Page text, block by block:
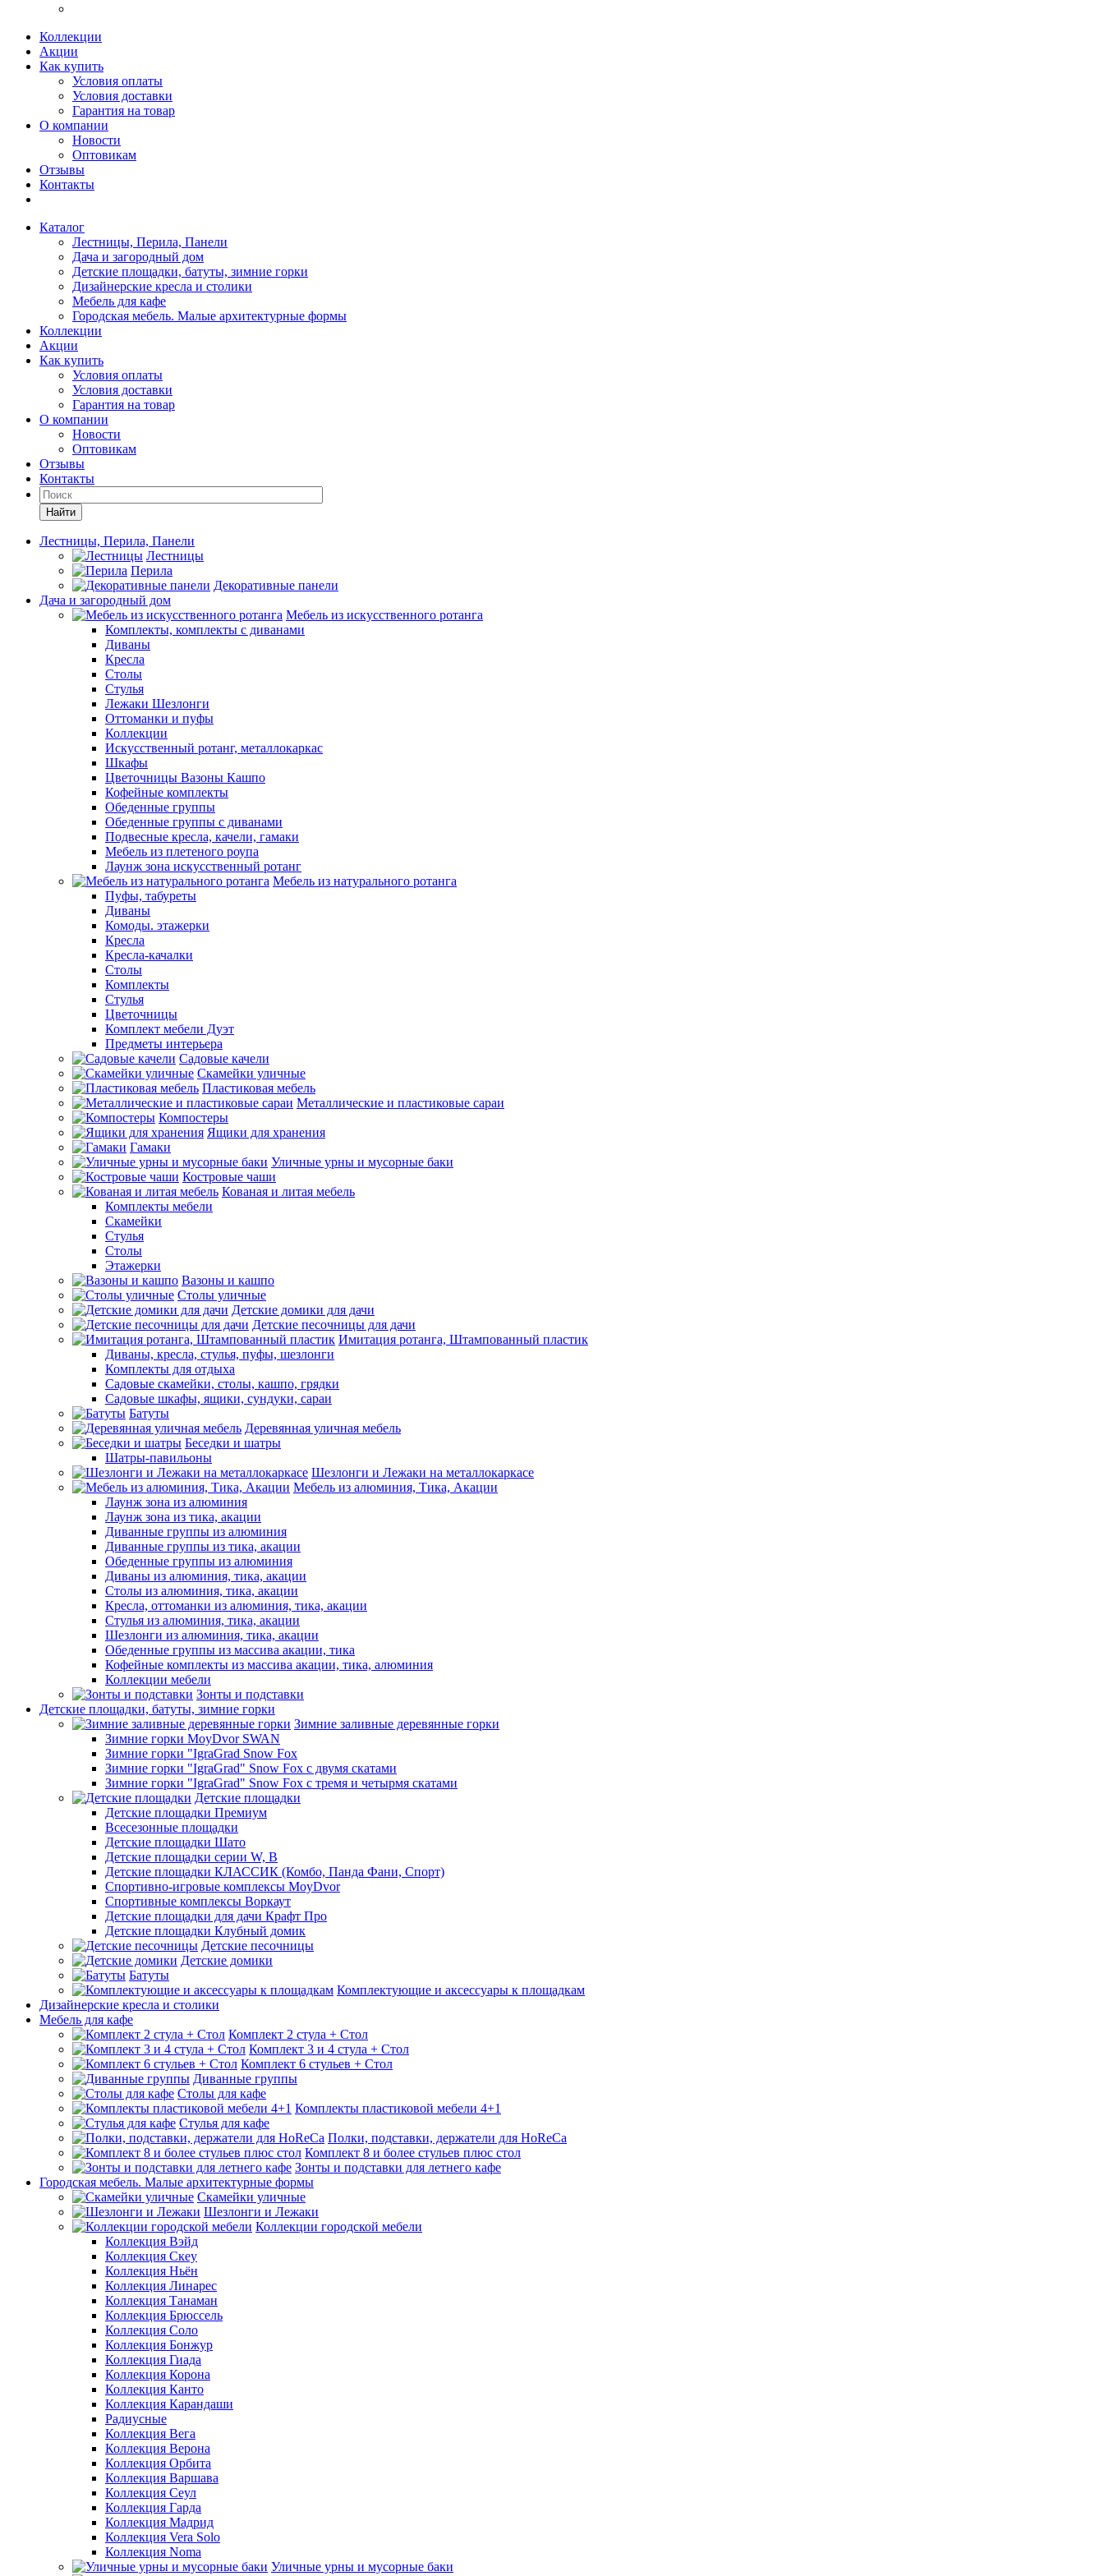
Коллекции
Акции
Как купить
Условия оплаты
Условия доставки
Гарантия на товар
О компании
Новости
Оптовикам
Отзывы
Контакты
Каталог
Лестницы, Перила, Панели
Дача и загородный дом
Детские площадки, батуты, зимние горки
Дизайнерские кресла и столики
Мебель для кафе
Городская мебель. Малые архитектурные формы
Коллекции
Акции
Как купить
Условия оплаты
Условия доставки
Гарантия на товар
О компании
Новости
Оптовикам
Отзывы
Контакты
Найти
Лестницы, Перила, Панели
Лестницы
Перила
Декоративные панели
Дача и загородный дом
Мебель из искусственного ротанга
Комплекты, комплекты с диванами
Диваны
Кресла
Столы
Стулья
Лежаки Шезлонги
Оттоманки и пуфы
Коллекции
Искусственный ротанг, металлокаркас
Шкафы
Цветочницы Вазоны Кашпо
Кофейные комплекты
Обеденные группы
Обеденные группы с диванами
Подвесные кресла, качели, гамаки
Мебель из плетеного роупа
Лаунж зона искусственный ротанг
Мебель из натурального ротанга
Пуфы, табуреты
Диваны
Комоды. этажерки
Кресла
Кресла-качалки
Столы
Комплекты
Стулья
Цветочницы
Комплект мебели Дуэт
Предметы интерьера
Садовые качели
Скамейки уличные
Пластиковая мебель
Металлические и пластиковые сараи
Компостеры
Ящики для хранения
Гамаки
Уличные урны и мусорные баки
Костровые чаши
Кованая и литая мебель
Комплекты мебели
Скамейки
Стулья
Столы
Этажерки
Вазоны и кашпо
Столы уличные
Детские домики для дачи
Детские песочницы для дачи
Имитация ротанга, Штампованный пластик
Диваны, кресла, стулья, пуфы, шезлонги
Комплекты для отдыха
Садовые скамейки, столы, кашпо, грядки
Садовые шкафы, ящики, сундуки, сараи
Батуты
Деревянная уличная мебель
Беседки и шатры
Шатры-павильоны
Шезлонги и Лежаки на металлокаркасе
Мебель из алюминия, Тика, Акации
Лаунж зона из алюминия
Лаунж зона из тика, акации
Диванные группы из алюминия
Диванные группы из тика, акации
Обеденные группы из алюминия
Диваны из алюминия, тика, акации
Столы из алюминия, тика, акации
Кресла, оттоманки из алюминия, тика, акации
Стулья из алюминия, тика, акации
Шезлонги из алюминия, тика, акации
Обеденные группы из массива акации, тика
Кофейные комплекты из массива акации, тика, алюминия
Коллекции мебели
Зонты и подставки
Детские площадки, батуты, зимние горки
Зимние заливные деревянные горки
Зимние горки MoyDvor SWAN
Зимние горки "IgraGrad Snow Fox
Зимние горки "IgraGrad" Snow Fox с двумя скатами
Зимние горки "IgraGrad" Snow Fox с тремя и четырмя скатами
Детские площадки
Детские площадки Премиум
Всесезонные площадки
Детские площадки Шато
Детские площадки серии W, В
Детские площадки КЛАССИК (Комбо, Панда Фани, Спорт)
Спортивно-игровые комплексы MoyDvor
Спортивные комплексы Воркаут
Детские площадки для дачи Крафт Про
Детские площадки Клубный домик
Детские песочницы
Детские домики
Батуты
Комплектующие и аксессуары к площадкам
Дизайнерские кресла и столики
Мебель для кафе
Комплект 2 стула + Стол
Комплект 3 и 4 стула + Стол
Комплект 6 стульев + Стол
Диванные группы
Столы для кафе
Комплекты пластиковой мебели 4+1
Стулья для кафе
Полки, подставки, держатели для HoReCa
Комплект 8 и более стульев плюс стол
Зонты и подставки для летнего кафе
Городская мебель. Малые архитектурные формы
Скамейки уличные
Шезлонги и Лежаки
Коллекции городской мебели
Коллекция Вэйд
Коллекция Скеу
Коллекция Ньён
Коллекция Линарес
Коллекция Танаман
Коллекция Брюссель
Коллекция Соло
Коллекция Бонжур
Коллекция Гиада
Коллекция Корона
Коллекция Канто
Коллекция Карандаши
Радиусные
Коллекция Вега
Коллекция Верона
Коллекция Орбита
Коллекция Варшава
Коллекция Сеул
Коллекция Гарда
Коллекция Мадрид
Коллекция Vera Solo
Коллекция Noma
Уличные урны и мусорные баки